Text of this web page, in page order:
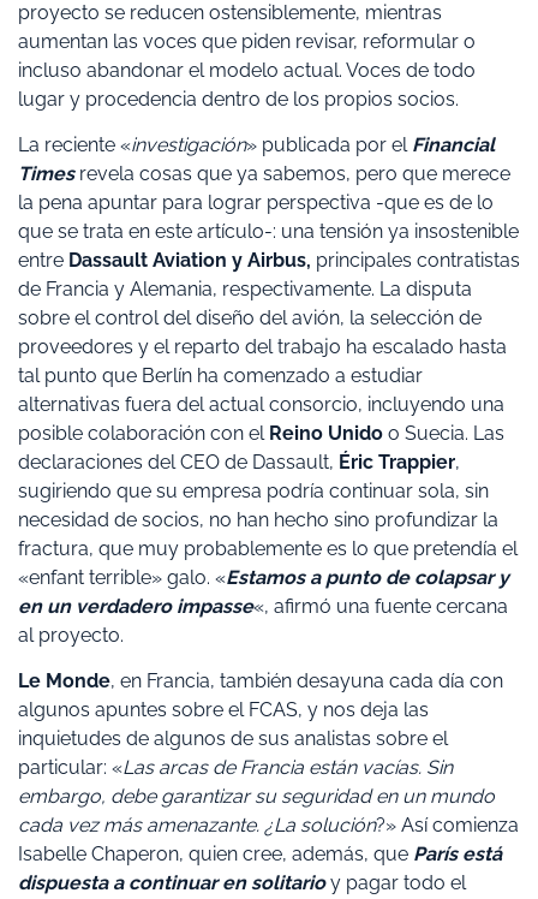
proyecto se reducen ostensiblemente, mientras
aumentan las voces que piden revisar, reformular o
incluso abandonar el modelo actual. Voces de todo
lugar y procedencia dentro de los propios socios.
La reciente «investigación» publicada por el Financial
Timesrevela cosas que ya sabemos, pero que merece
la pena apuntar para lograr perspectiva -que es de lo
que se trata en este artículo-: una tensión ya insostenible
entre Dassault Aviation y Airbus, principales contratistas
de Francia y Alemania, respectivamente. La disputa
sobre el control del diseño del avión, la selección de
proveedores y el reparto del trabajo ha escalado hasta
tal punto que Berlín ha comenzado a estudiar
alternativas fuera del actual consorcio, incluyendo una
posible colaboración con el Reino Unido o Suecia. Las
declaraciones del CEO de Dassault, Éric Trappier,
sugiriendo que su empresa podría continuar sola, sin
necesidad de socios, no han hecho sino profundizar la
fractura, que muy probablemente es lo que pretendía el
«enfant terrible» galo. «Estamos a punto de colapsar y
en un verdadero impasse«, afirmó una fuente cercana
al proyecto.
Le Monde, en Francia, también desayuna cada día con
algunos apuntes sobre el FCAS, y nos deja las
inquietudes de algunos de sus analistas sobre el
particular: «Las arcas de Francia están vacías. Sin
embargo, debe garantizar su seguridad en un mundo
cada vez más amenazante. ¿La solución?» Así comienza
Isabelle Chaperon, quien cree, además, que París está
dispuesta a continuar en solitarioy pagar todo el